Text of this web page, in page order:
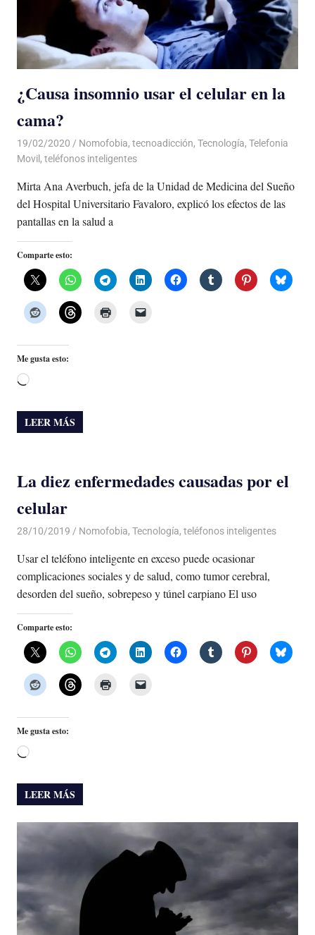
¿Causa insomnio usar el celular en la
cama?
19/02/2020 De todo un Poco
Nomofobia, tecnoadicción, Tecnología, Telefonia
Movil , teléfonos inteligentes
Mirta Ana Averbuch, jefa de la Unidad de Medicina del Sueño
del Hospital Universitario Favaloro, explicó los efectos de las
pantallas en la salud a
Comparte esto:
Me gusta esto:
Cargando...
LEER MÁS
La diez enfermedades causadas por el
celular
28/10/2019 De todo un Poco
Nomofobia, Tecnología, teléfonos inteligentes
Usar el teléfono inteligente en exceso puede ocasionar
complicaciones sociales y de salud, como tumor cerebral,
desorden del sueño, sobrepeso y túnel carpiano El uso
Comparte esto:
Me gusta esto:
Cargando...
LEER MÁS